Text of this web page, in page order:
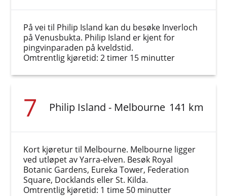
På vei til Philip Island kan du besøke Inverloch
på Venusbukta. Philip Island er kjent for
pingvinparaden på kveldstid.
Omtrentlig kjøretid: 2 timer 15 minutter
7 Philip Island - Melbourne 141 km
Kort kjøretur til Melbourne. Melbourne ligger
ved utløpet av Yarra-elven. Besøk Royal
Botanic Gardens, Eureka Tower, Federation
Square, Docklands eller St. Kilda.
Omtrentlig kjøretid: 1 time 50 minutter